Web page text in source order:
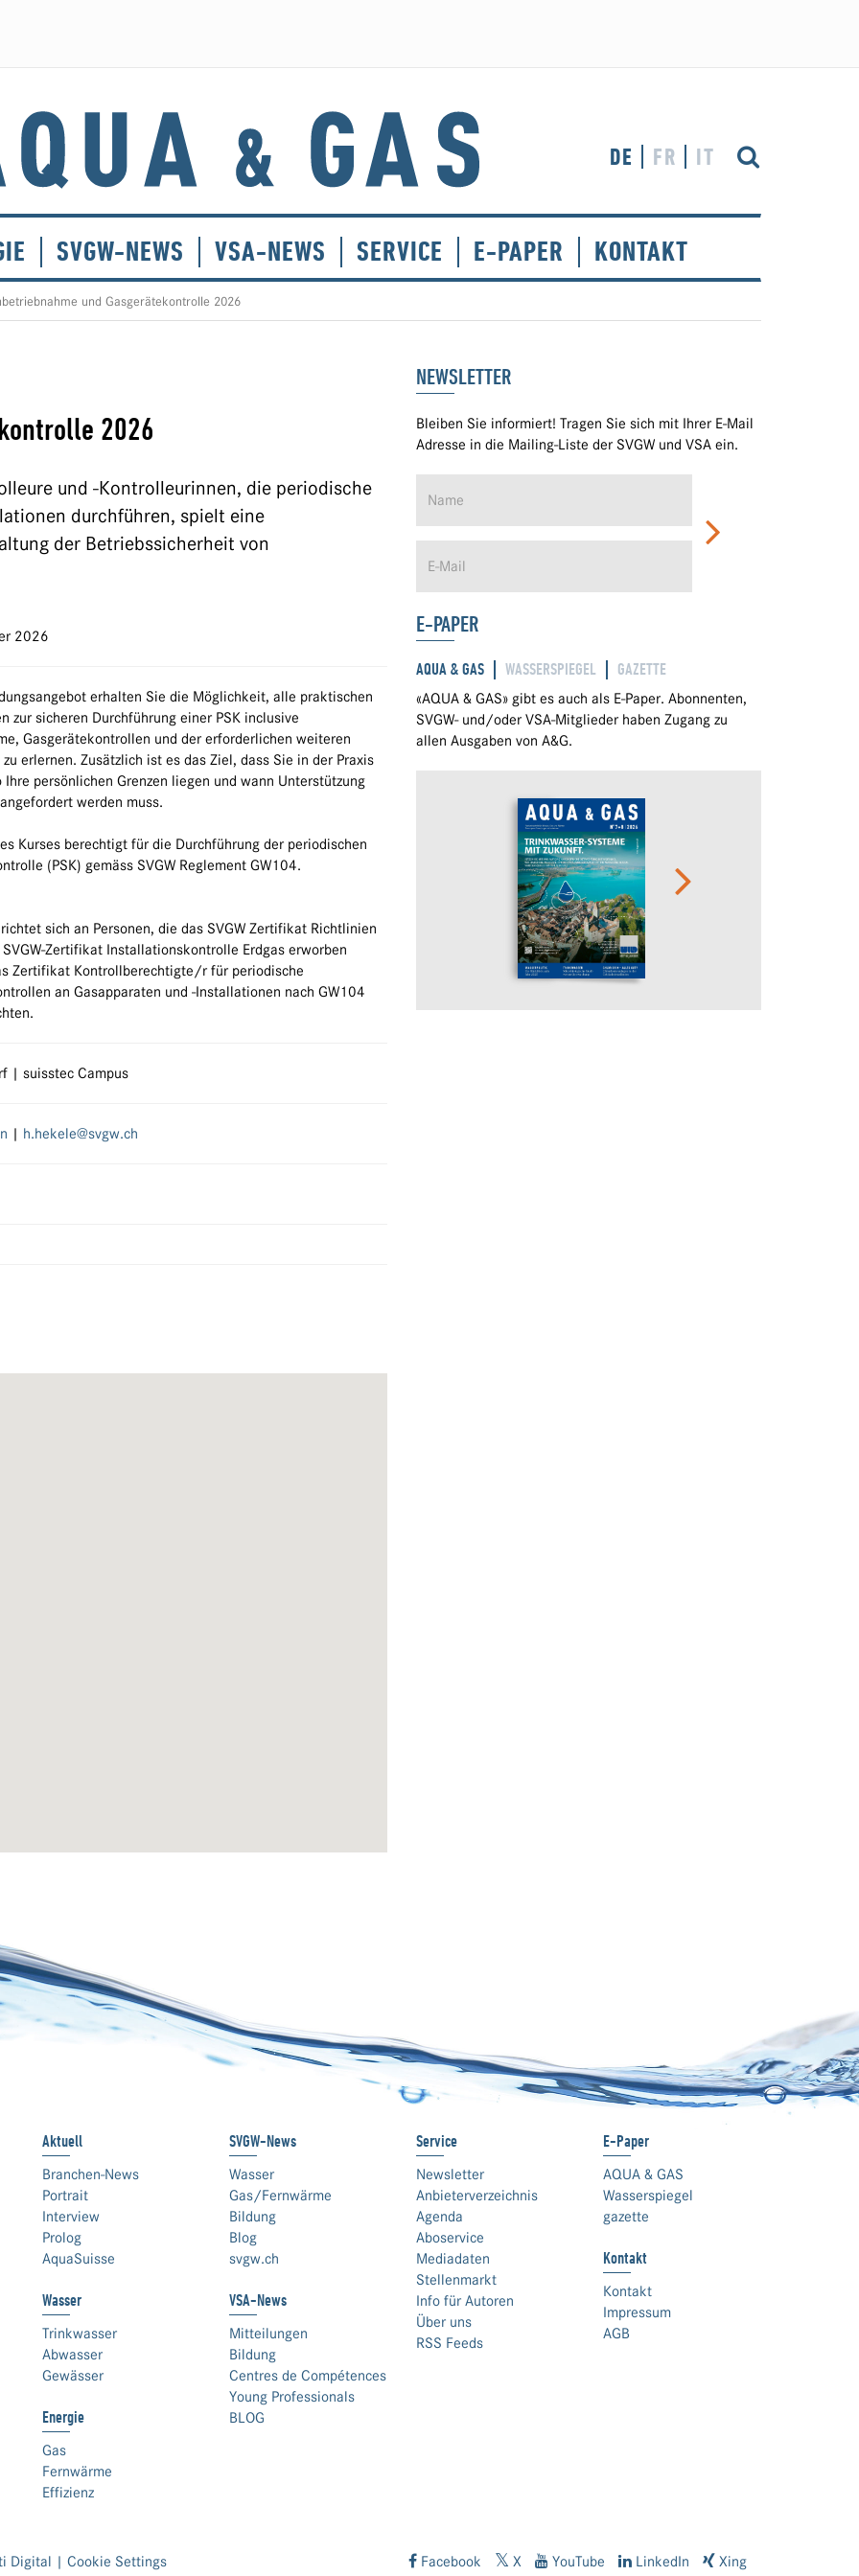
DE FR IT
SVGW-NEWS VSA-NEWS SERVICE E-PAPER KONTAKT
und Gasgerätekontrolle 2026
2026
und -Kontrolleurinnen, die periodische
durchführen, spielt eine
der Betriebssicherheit von
2026
erhalten Sie die Möglichkeit, alle praktischen
zur sicheren Durchführung einer PSK inclusive
Gasgerätekontrollen und der erforderlichen weiteren
zu erlernen. Zusätzlich ist es das Ziel, dass Sie in der Praxis
Ihre persönlichen Grenzen liegen und wann Unterstützung
werden muss.
Kurses berechtigt für die Durchführung der periodischen
(PSK) gemäss SVGW Reglement GW104.
sich an Personen, die das SVGW Zertifikat Richtlinien
SVGW-Zertifikat Installationskontrolle Erdgas erworben
Zertifikat Kontrollberechtigte/r für periodische
an Gasapparaten und -Installationen nach GW104
| suisstec Campus
| h.hekele@svgw.ch
NEWSLETTER
Bleiben Sie informiert! Tragen Sie sich mit Ihrer E-Mail
Adresse in die Mailing-Liste der SVGW und VSA ein.
E-PAPER
AQUA & GAS WASSERSPIEGEL GAZETTE
«AQUA & GAS» gibt es auch als E-Paper. Abonnenten,
SVGW- und/oder VSA-Mitglieder haben Zugang zu
allen Ausgaben von A&G.
Aktuell
Branchen-News
Portrait
Interview
Prolog
AquaSuisse
Wasser
Trinkwasser
Abwasser
Gewässer
Energie
Gas
Fernwärme
Effizienz
SVGW-News
Wasser
Gas/Fernwärme
Bildung
Blog
svgw.ch
VSA-News
Mitteilungen
Bildung
Centres de Compétences
Young Professionals
BLOG
Service
Newsletter
Anbieterverzeichnis
Agenda
Aboservice
Mediadaten
Stellenmarkt
Info für Autoren
Über uns
RSS Feeds
E-Paper
AQUA & GAS
Wasserspiegel
gazette
Kontakt
Kontakt
Impressum
AGB
Digital | Cookie Settings Facebook X YouTube LinkedIn Xing